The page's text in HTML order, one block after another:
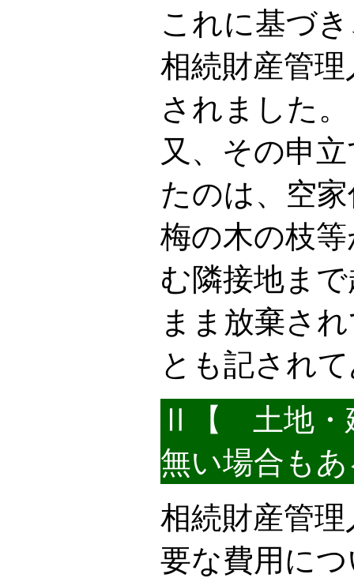
これに基づ
相続財産管
されました。
又、その申
たのは、空
梅の木の枝
む隣接地ま
まま放棄さ
とも記され
Ⅱ【 土地・
無い場合も
相続財産管
要な費用に